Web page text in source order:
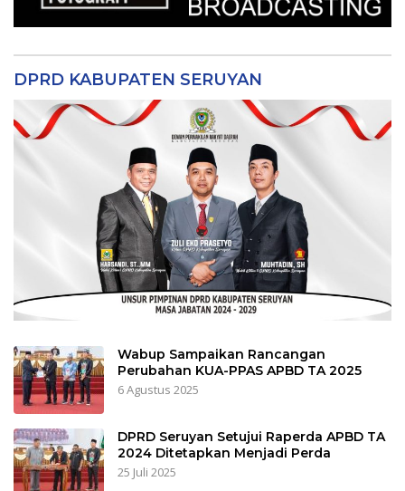
DPRD KABUPATEN SERUYAN
Wabup Sampaikan Rancangan
Perubahan KUA-PPAS APBD TA 2025
6 Agustus 2025
DPRD Seruyan Setujui Raperda APBD TA
2024 Ditetapkan Menjadi Perda
25 Juli 2025